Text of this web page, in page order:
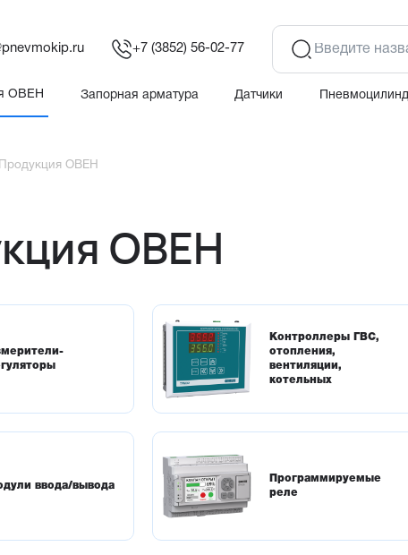
+7 (3852) 56-02-77
ОВЕН Запорная арматура Датчики
Продукция ОВЕН
ОВЕН
Контроллеры ГВС,
отопления,
вентиляции,
котельных
ввода/вывода
Программируемые
реле